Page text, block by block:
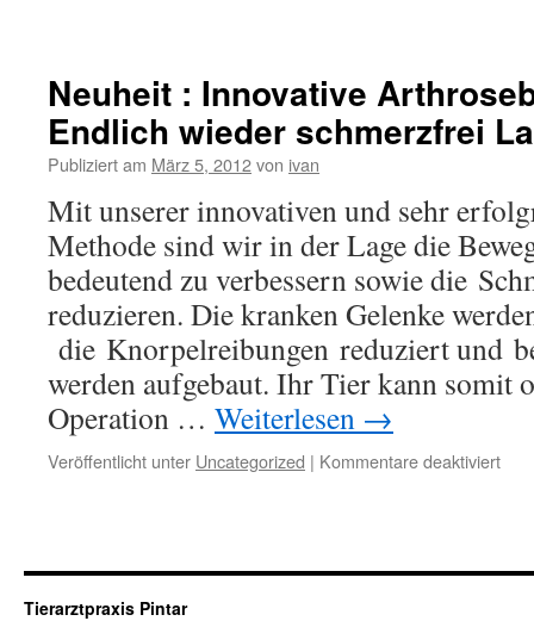
Neuheit : Innovative
Endlich wieder schmerzfrei
Publiziert am März 5, 2012von ivan
Mit unserer innovativen und sehr
Methode sind wir in der Lage die
bedeutend zu verbessern sowie die
reduzieren. Die kranken Gelenke
die Knorpelreibungen reduziert und
werden aufgebaut. Ihr Tier kann somit
Operation … Weiterlesen →
Veröffentlicht unter Uncategorized | Kommentare deaktiviertfür
Tierarztpraxis Pintar